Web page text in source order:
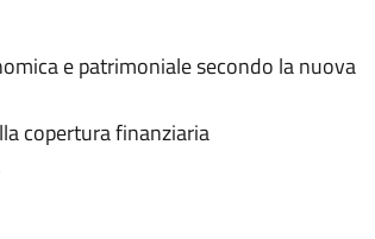
e patrimoniale secondo la nuova
copertura finanziaria